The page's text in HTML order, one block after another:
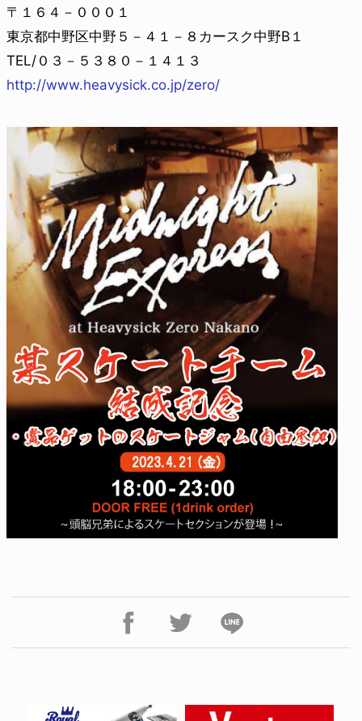
〒１６４－０００１
東京都中野区中野５－４１－８カースク中野B１
TEL/０３－５３８０－１４１３
http://www.heavysick.co.jp/zero/